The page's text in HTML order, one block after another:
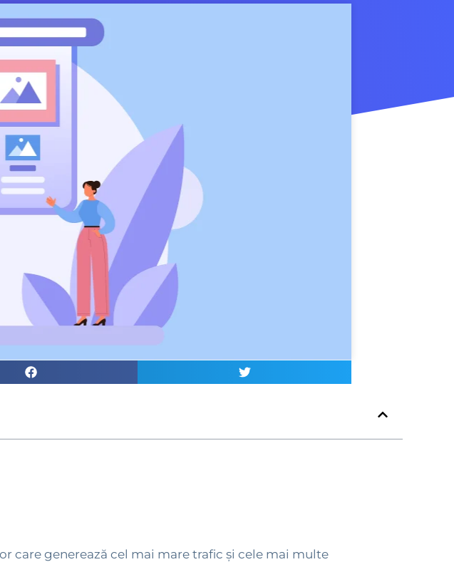
care generează cel mai mare trafic și cele mai multe